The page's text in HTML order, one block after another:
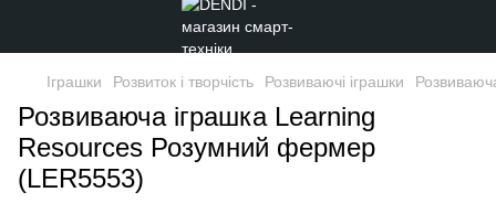
Іграшки Розвиток і творчість Розвиваючі іграшки
Розвиваюча іграшка Learning
Resources Розумний фермер
(LER5553)